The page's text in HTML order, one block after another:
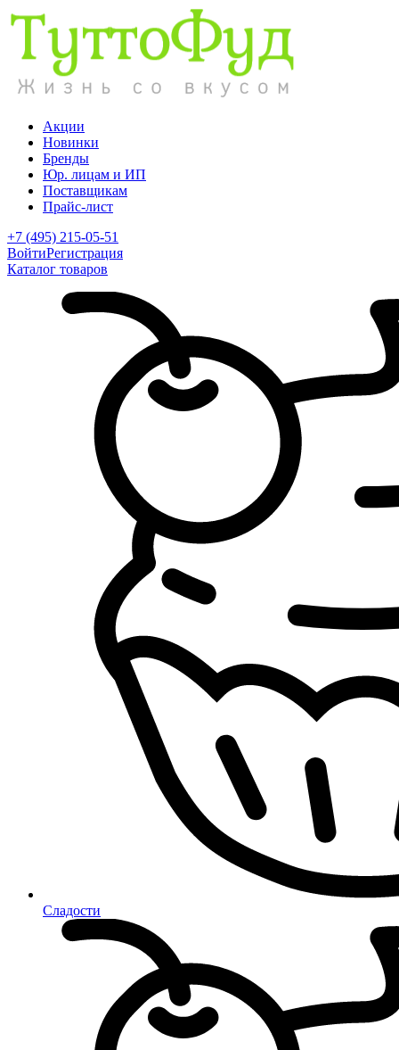
Акции
Новинки
Бренды
Юр. лицам и ИП
Поставщикам
Прайс-лист
+7 (495) 215-05-51
ВойтиРегистрация
Каталог товаров
Сладости